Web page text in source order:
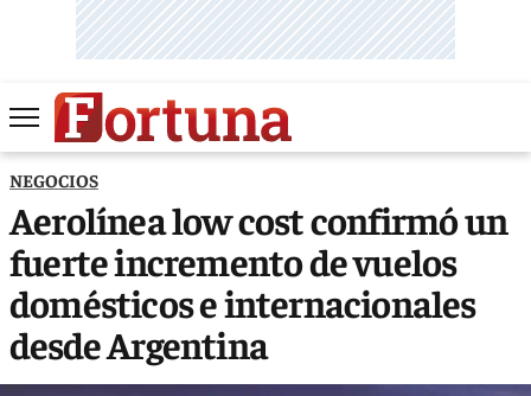
NEGOCIOS
Aerolínea low cost confirmó un
fuerte incremento de vuelos
domésticos e internacionales
desde Argentina